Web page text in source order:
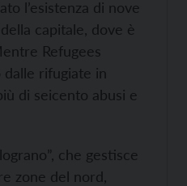
l’esistenza di nove
capitale, dove è
Refugees
rifugiate in
di seicento abusi e
che gestisce
zone del nord,